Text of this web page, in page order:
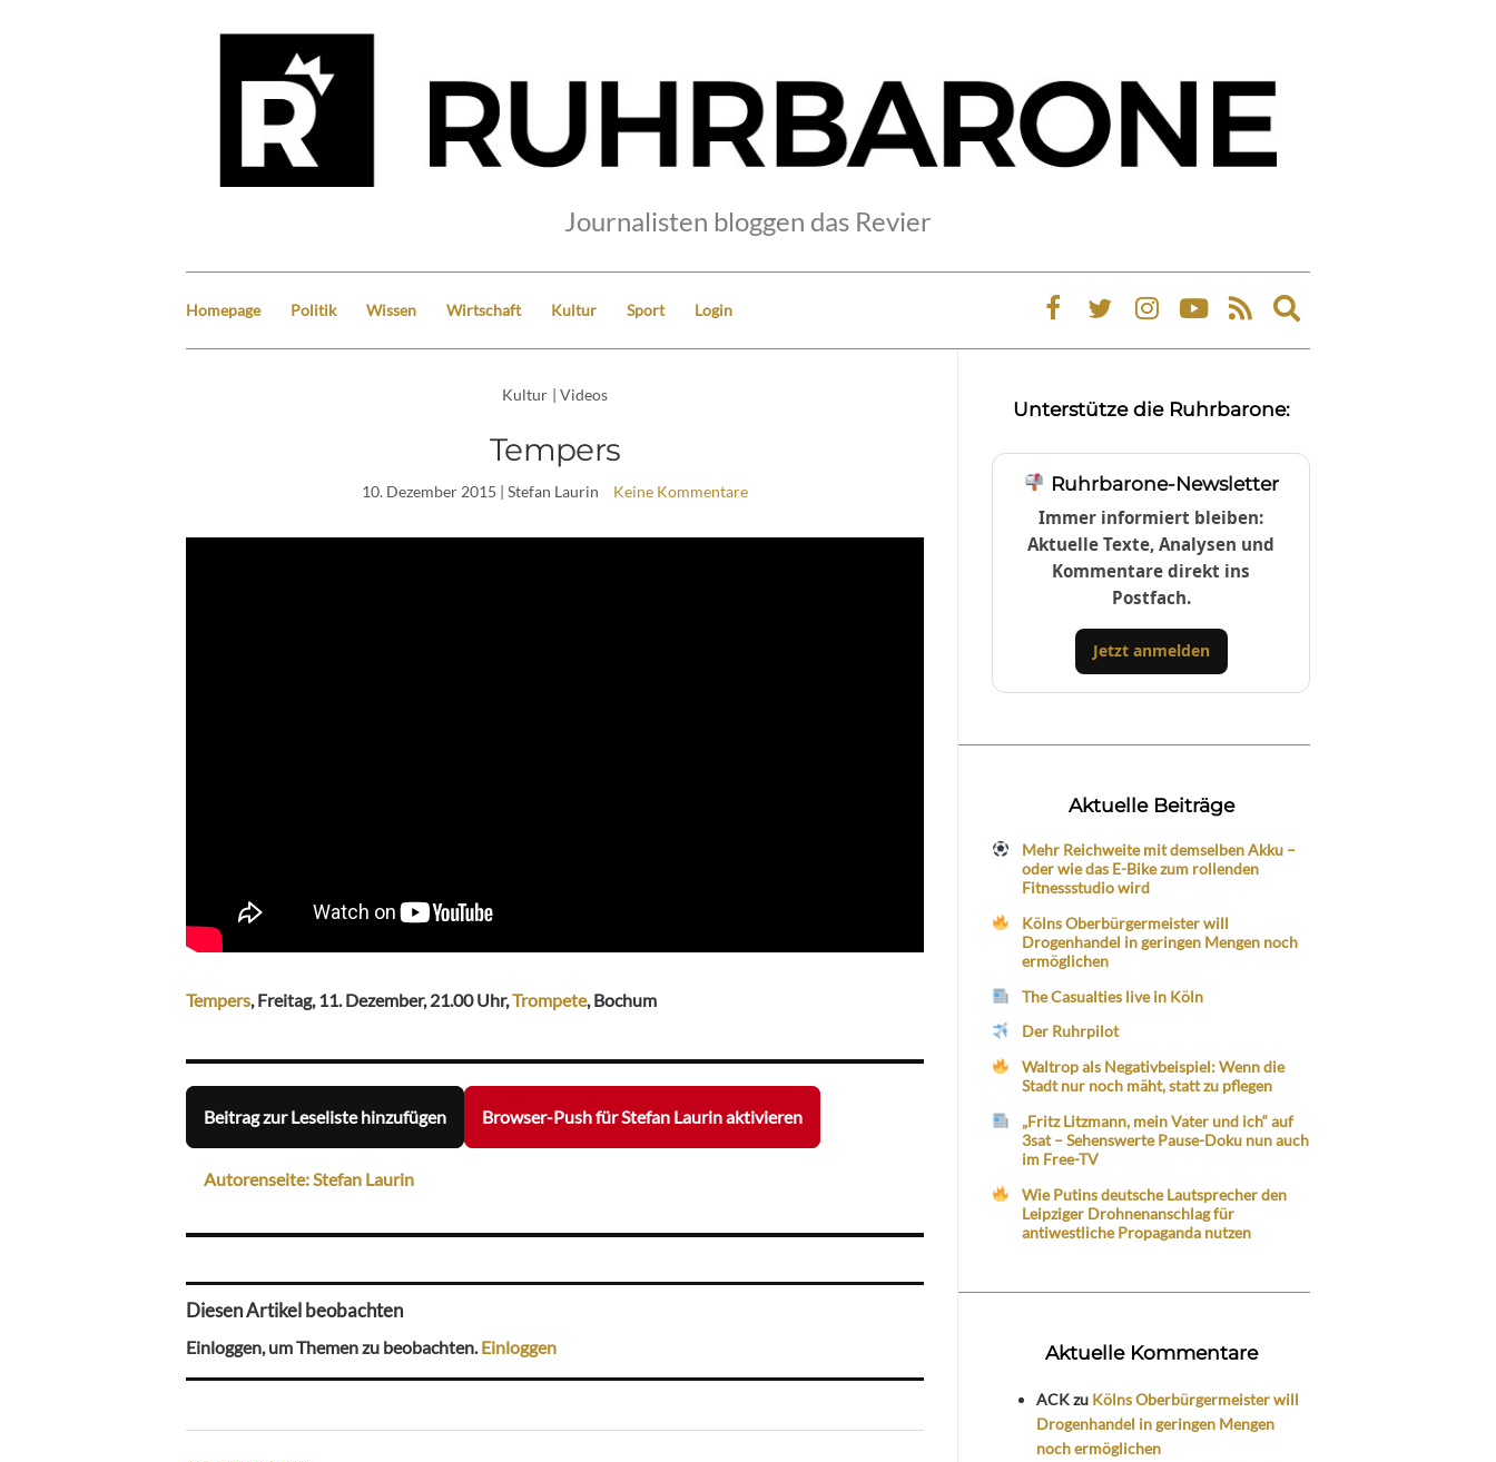
Journalisten bloggen das Revier
Homepage Politik Wissen Wirtschaft Kultur Sport Login
Expand
search
Kultur | Videos
Tempers
10. Dezember 2015 | Stefan Laurin Keine Kommentare
Tempers, Freitag, 11. Dezember, 21.00 Uhr,Trompete, Bochum
Beitrag zur Leseliste hinzufügen Browser-Push für Stefan Laurin aktivieren
Autorenseite: Stefan Laurin
Diesen Artikel beobachten
Einloggen, um Themen zu beobachten.Einloggen
Unterstütze die Ruhrbarone:
Ruhrbarone-Newsletter
Immer informiert bleiben:
Aktuelle Texte, Analysen und
Kommentare direkt ins
Postfach.
Jetzt anmelden
Aktuelle Beiträge
Mehr Reichweite mit demselben Akku –
oder wie das E-Bike zum rollenden
Fitnessstudio wird
Kölns Oberbürgermeister will
Drogenhandel in geringen Mengen noch
ermöglichen
The Casualties live in Köln
Der Ruhrpilot
Waltrop als Negativbeispiel: Wenn die
Stadt nur noch mäht, statt zu pflegen
„Fritz Litzmann, mein Vater und ich“ auf
3sat – Sehenswerte Pause-Doku nun auch
im Free-TV
Wie Putins deutsche Lautsprecher den
Leipziger Drohnenanschlag für
antiwestliche Propaganda nutzen
Aktuelle Kommentare
ACKzu Kölns Oberbürgermeister will
Drogenhandel in geringen Mengen
noch ermöglichen